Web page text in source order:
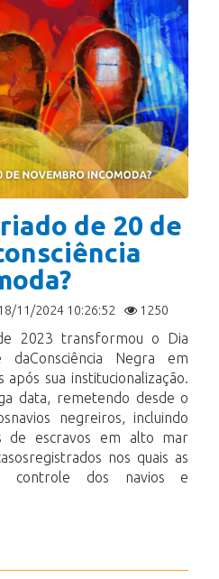
de 20 de
11/2024 10:26:52 1250
2023 transformou o Dia
Negra em
sua institucionalização.
data, remetendo desde o
negreiros, incluindo
de escravos em alto mar
nos quais as
controle dos navios e